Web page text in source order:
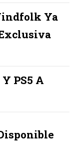
Ya
PS5 A